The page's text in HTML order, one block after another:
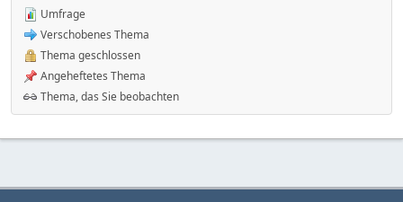
Umfrage
Verschobenes Thema
Thema geschlossen
Angeheftetes Thema
Thema, das Sie beobachten